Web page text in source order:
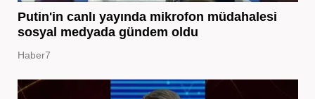
Putin'in canlı yayında mikrofon müdahalesi
sosyal medyada gündem oldu
Haber7